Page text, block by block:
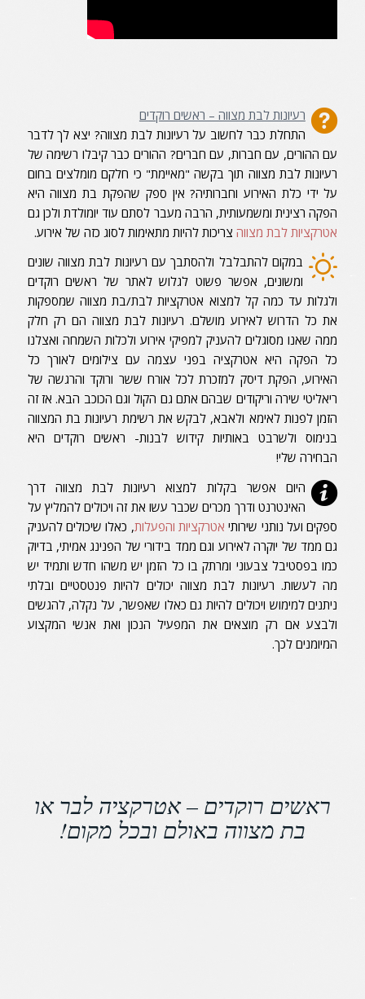
רעיונות לבת מצווה – ראשים רוקדים
התחלת כבר לחשוב על רעיונות לבת מצווה? יצא לך לדבר
עם ההורים, עם חברות, עם חברים? ההורים כבר קיבלו רשימה של
רעיונות לבת מצווה תוך בקשה "מאיימת" כי חלקם מומלצים בחום
על ידי כלת האירוע וחברותיה? אין ספק שהפקת בת מצווה היא
הפקה רצינית ומשמעותית, הרבה מעבר לסתם עוד יומולדת ולכן גם
אטרקציות לבת מצווהצריכות להיות מתאימות לסוג כזה של אירוע.
במקום להתבלבל ולהסתבך עם רעיונות לבת מצווה שונים
ומשונים, אפשר פשוט לגלוש לאתר של ראשים רוקדים
ולגלות עד כמה קל למצוא אטרקציות לבת/בת מצווה שמספקות
את כל הדרוש לאירוע מושלם. רעיונות לבת מצווה הם רק חלק
ממה שאנו מסוגלים להעניק למפיקי אירוע ולכלות השמחה ואצלנו
כל הפקה היא אטרקציה בפני עצמה עם צילומים לאורך כל
האירוע, הפקת דיסק למזכרת לכל אורח ששר ורוקד והרגשה של
ריאליטי שירה וריקודים שבהם אתם גם הקול וגם הכוכב הבא. אז זה
הזמן לפנות לאימא ולאבא, לבקש את רשימת רעיונות בת המצווה
בנימוס ולשרבט באותיות קידוש לבנות- ראשים רוקדים היא
הבחירה שלי!
היום אפשר בקלות למצוא רעיונות לבת מצווה דרך
האינטרנט ודרך מכרים שכבר עשו את זה ויכולים להמליץ על
ספקים ועל נותני שירותי אטרקציות והפעלות, כאלו שיכולים להעניק
גם ממד של יוקרה לאירוע וגם ממד בידורי של הפנינג אמיתי, בדיוק
כמו בפסטיבל צבעוני ומרתק בו כל הזמן יש משהו חדש ותמיד יש
מה לעשות. רעיונות לבת מצווה יכולים להיות פנטסטיים ובלתי
ניתנים למימוש ויכולים להיות גם כאלו שאפשר, על נקלה, להגשים
ולבצע אם רק מוצאים את המפעיל הנכון ואת אנשי המקצוע
המיומנים לכך.
ראשים רוקדים – אטרקציה לבר או
בת מצווה באולם ובכל מקום!